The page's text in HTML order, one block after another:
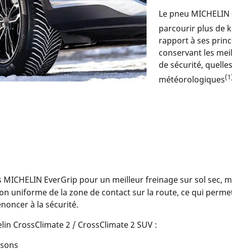
Le pneu
parcourir plus de
rapport à ses
conservant les
de sécurité,
météorologiques
EverGrip pour un meilleur freinage sur sol sec,
uniforme de la zone de contact sur la route, ce qui
à la sécurité.
CrossClimate 2 / CrossClimate 2 SUV :